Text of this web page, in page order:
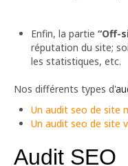
Enfin, la partie “Off-
réputation du site;
les statistiques, etc.
Nos différents types d'
Un audit seo de site
Un audit seo de site